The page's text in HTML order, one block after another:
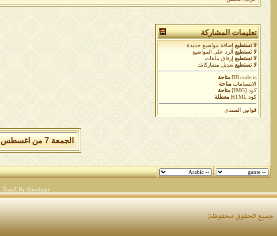
تعليمات المشاركة
لا تستطيع
إضافة مواضيع جديدة
لا تستطيع
الرد على المواضيع
لا تستطيع
إرفاق ملفات
لا تستطيع تعديل مشاركاتك
BB codeis
متاحة
الابتسامات متاحة
كود [IMG]
متاحة
كود HTML
معطلة
قوانين المنتدى
الجمعة 7 من اغسطس 2026 , الساعة الان 08:12:29 مساءً.
TranZ By Almuhajir